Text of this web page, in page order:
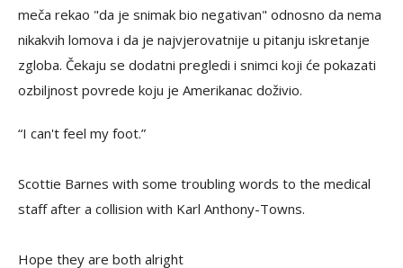
meča rekao "da je snimak bio negativan" odnosno da nema
nikakvih lomova i da je najvjerovatnije u pitanju iskretanje
zgloba. Čekaju se dodatni pregledi i snimci koji će pokazati
ozbiljnost povrede koju je Amerikanac doživio.
“I can't feel my foot.”
Scottie Barnes with some troubling words to the medical
staff after a collision with Karl Anthony-Towns.
Hope they are both alright